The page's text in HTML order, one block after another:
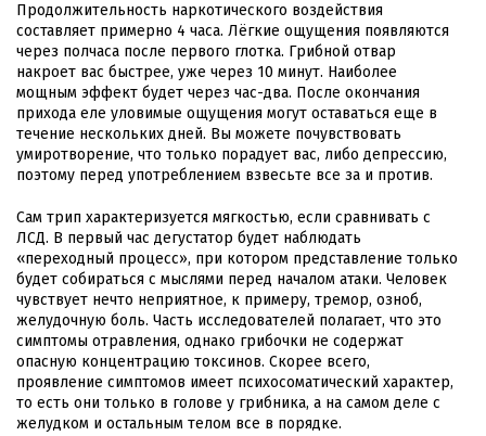
Продолжительность наркотического воздействия
составляет примерно 4 часа. Лёгкие ощущения появляются
через полчаса после первого глотка. Грибной отвар
накроет вас быстрее, уже через 10 минут. Наиболее
мощным эффект будет через час-два. После окончания
прихода еле уловимые ощущения могут оставаться еще в
течение нескольких дней. Вы можете почувствовать
умиротворение, что только порадует вас, либо депрессию,
поэтому перед употреблением взвесьте все за и против.
Сам трип характеризуется мягкостью, если сравнивать с
ЛСД. В первый час дегустатор будет наблюдать
«переходный процесс», при котором представление только
будет собираться с мыслями перед началом атаки. Человек
чувствует нечто неприятное, к примеру, тремор, озноб,
желудочную боль. Часть исследователей полагает, что это
симптомы отравления, однако грибочки не содержат
опасную концентрацию токсинов. Скорее всего,
проявление симптомов имеет психосоматический характер,
то есть они только в голове у грибника, а на самом деле с
желудком и остальным телом все в порядке.